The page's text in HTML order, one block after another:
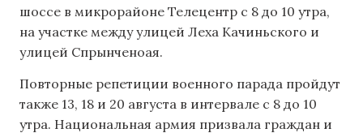
шоссе в микрорайоне Телецентр с 8 до 10 утра,
на участке между улицей Леха Качиньского и
улицей Спрынченоая.
Повторные репетиции военного парада пройдут
также 13, 18 и 20 августа в интервале с 8 до 10
утра. Национальная армия призвала граждан и